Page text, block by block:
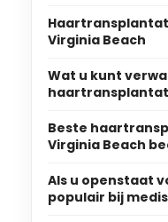
Virginia Beach
Wat u kunt
Beste
Virginia Beach
Als u openstaat
populair bij